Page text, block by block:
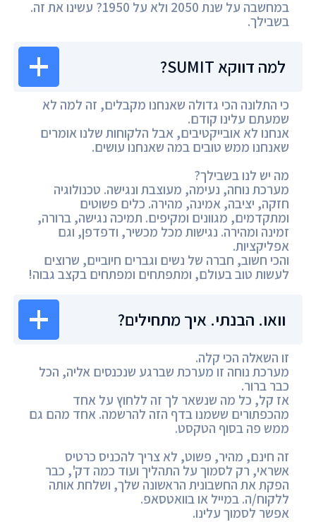
במחשבה על שנת 2050 ולא על 1950? עשינו את זה.
בשבילך.
למה דווקא SUMIT?
כי התלונה הכי גדולה שאנחנו מקבלים, זה למה לא
שמעתם עלינו קודם.
אנחנו לא אובייקטיבים, אבל הלקוחות שלנו אומרים
שאנחנו ממש טובים במה שאנחנו עושים.
מה יש לנו בשבילך?
מערכת נוחה, נעימה, מעוצבת ונגישה. טכנולוגיה
חזקה, יציבה, אמינה, מהירה. כלים פשוטים
ומתקדמים, מגוונים ומקיפים. תמיכה נגישה, ברורה,
זמינה ומהירה. נגישות מכל מכשיר, ודפדפן, וגם
אפליקציות.
והכי חשוב, חברה של נשים וגברים חיוביים, שרוצים
לעשות טוב בעולם, ומתפתחים ומפתחים בקצב גבוה!
וואו. הבנתי. איך מתחילים?
זו השאלה הכי קלה.
מערכת נוחה זו מערכת שברגע שנכנסים אליה, הכל
כבר ברור.
אז קל, כל מה שנשאר לך זה ללחוץ על אחד
מהכפתורים ששמנו בדף הזה להרשמה. אחד מהם גם
ממש פה בסוף הטקסט.
זה חינם, מהיר, פשוט, לא צריך להכניס כרטיס
אשראי, רק לסמוך על התהליך ועוד כמה דק', כבר
הפקת את החשבונית הראשונה שלך, ושלחת אותה
ללקוח/ה. במייל או בוואטסאפ.
אפשר לסמוך עלינו.